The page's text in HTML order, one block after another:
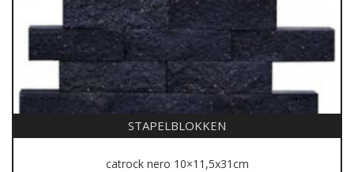
STAPELBLOKKEN
catrock nero 10×11,5x31cm